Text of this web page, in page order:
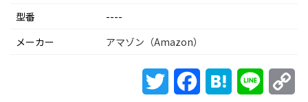
型番
----
メーカー
アマゾン（Amazon）
Twitter FacebookHatena Line